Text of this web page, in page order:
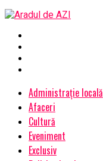
Administrație locală
Afaceri
Cultură
Eveniment
Exclusiv